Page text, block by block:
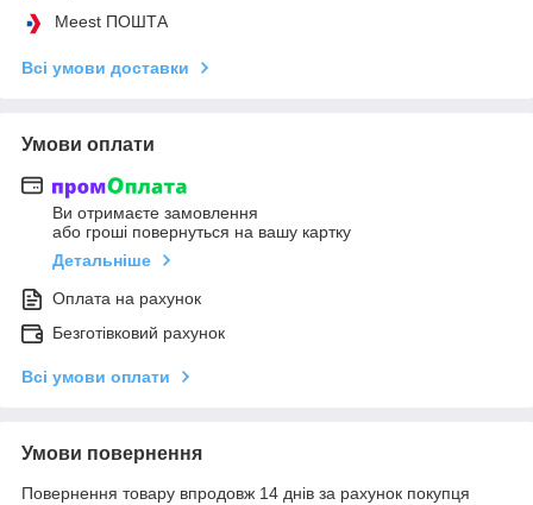
Meest ПОШТА
Всі умови доставки
Умови оплати
Ви отримаєте замовлення
або гроші повернуться на вашу картку
Детальніше
Оплата на рахунок
Безготівковий рахунок
Всі умови оплати
Умови повернення
Повернення товару впродовж 14 днів за рахунок покупця